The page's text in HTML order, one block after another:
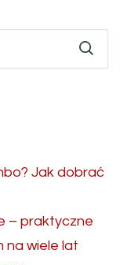
Jak dobrać
– praktyczne
na wiele lat